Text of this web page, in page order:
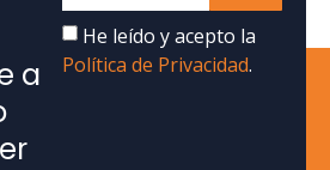
a
He leído y acepto la
Política de Privacidad.